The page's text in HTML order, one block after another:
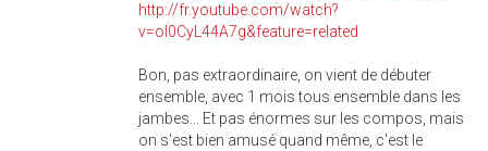
http://fr.youtube.com/watch?
v=ol0CyL44A7g&feature=related
Bon, pas extraordinaire, on vient de débuter
ensemble, avec 1 mois tous ensemble dans les
jambes... Et pas énormes sur les compos, mais
on s'est bien amusé quand même, c'est le